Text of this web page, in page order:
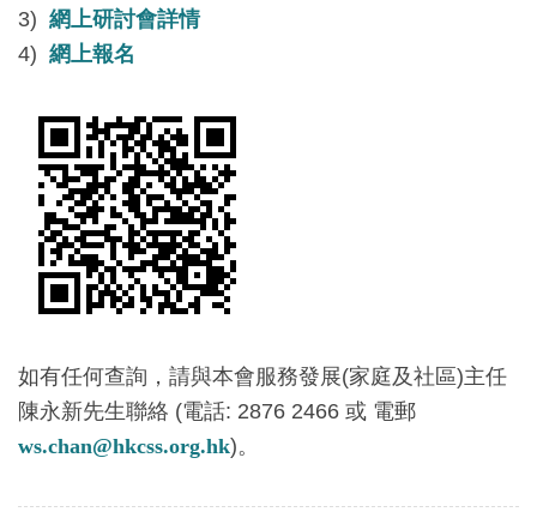
3) 網上研討會詳情
4) 網上報名
如有任何查詢，請與本會服務發展(家庭及社區)主任
陳永新先生聯絡 (電話: 2876 2466 或 電郵
ws.chan@hkcss.org.hk)。